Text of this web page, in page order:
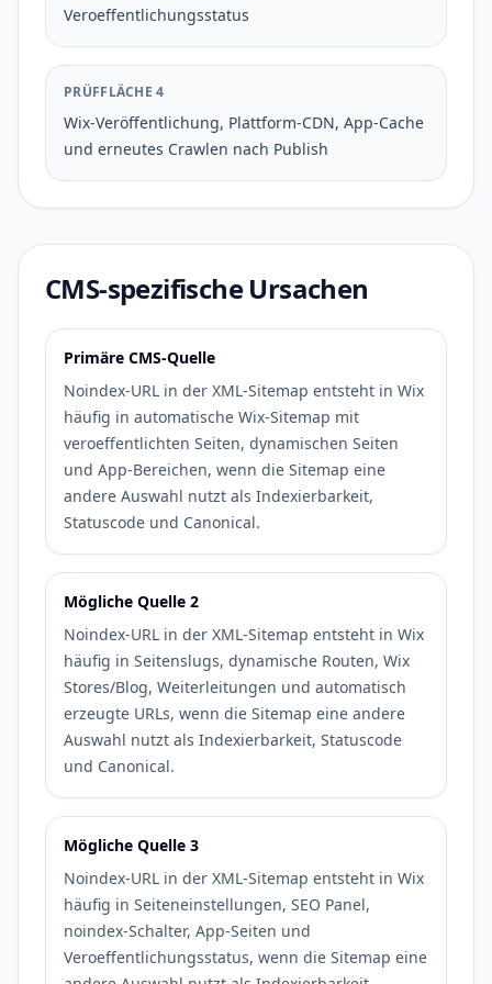
Veroeffentlichungsstatus
PRÜFFLÄCHE 4
Wix-Veröffentlichung, Plattform-CDN, App-Cache
und erneutes Crawlen nach Publish
CMS-spezifische Ursachen
Primäre CMS-Quelle
Noindex-URL in der XML-Sitemap entsteht in Wix
häufig in automatische Wix-Sitemap mit
veroeffentlichten Seiten, dynamischen Seiten
und App-Bereichen, wenn die Sitemap eine
andere Auswahl nutzt als Indexierbarkeit,
Statuscode und Canonical.
Mögliche Quelle 2
Noindex-URL in der XML-Sitemap entsteht in Wix
häufig in Seitenslugs, dynamische Routen, Wix
Stores/Blog, Weiterleitungen und automatisch
erzeugte URLs, wenn die Sitemap eine andere
Auswahl nutzt als Indexierbarkeit, Statuscode
und Canonical.
Mögliche Quelle 3
Noindex-URL in der XML-Sitemap entsteht in Wix
häufig in Seiteneinstellungen, SEO Panel,
noindex-Schalter, App-Seiten und
Veroeffentlichungsstatus, wenn die Sitemap eine